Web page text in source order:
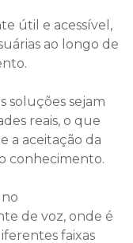
útil e acessível,
ao longo de
soluções sejam
reais, o que
a aceitação da
conhecimento.
de voz, onde é
faixas